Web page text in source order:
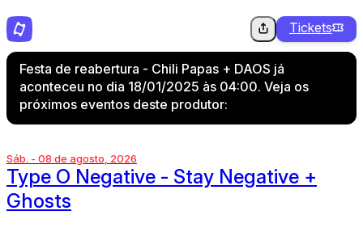
Tickets
Festa de reabertura - Chili Papas + DAOS já
aconteceu no dia 18/01/2025 às 04:00. Veja os
próximos eventos deste produtor:
Sáb. - 08 de agosto, 2026
Type O Negative - Stay Negative +
Ghosts